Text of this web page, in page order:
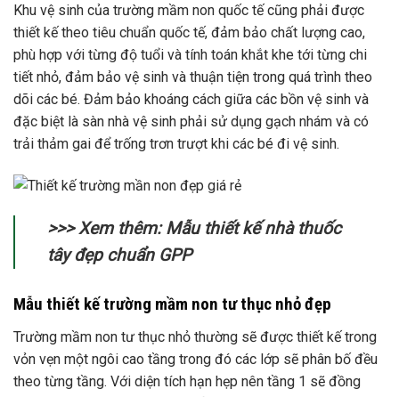
Khu vệ sinh của trường mầm non quốc tế cũng phải được
thiết kế theo tiêu chuẩn quốc tế, đảm bảo chất lượng cao,
phù hợp với từng độ tuổi và tính toán khắt khe tới từng chi
tiết nhỏ, đảm bảo vệ sinh và thuận tiện trong quá trình theo
dõi các bé. Đảm bảo khoáng cách giữa các bồn vệ sinh và
đặc biệt là sàn nhà vệ sinh phải sử dụng gạch nhám và có
trải thảm gai để trống trơn trượt khi các bé đi vệ sinh.
>>> Xem thêm: Mẫu thiết kế nhà thuốc
tây đẹp chuẩn GPP
Mẫu thiết kế trường mầm non tư thục nhỏ đẹp
Trường mầm non tư thục nhỏ thường sẽ được thiết kế trong
vỏn vẹn một ngôi cao tầng trong đó các lớp sẽ phân bố đều
theo từng tầng. Với diện tích hạn hẹp nên tầng 1 sẽ đồng